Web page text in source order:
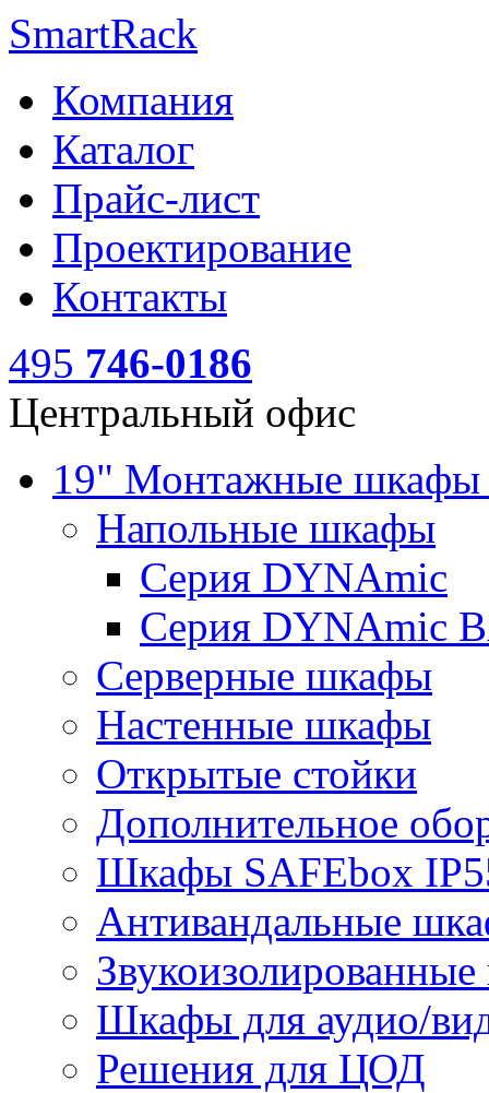
SmartRack
Компания
Каталог
Прайс-лист
Проектирование
Контакты
495 746-0186
Центральный офис
19" Монтажные
Напольные шкафы
Серия DYNAmic
Серия DYNAmic
Серверные шкафы
Настенные шкафы
Открытые стойки
Дополнительное
Шкафы SAFEbox
Антивандальные
Шкафы для аудио/
Решения для ЦОД